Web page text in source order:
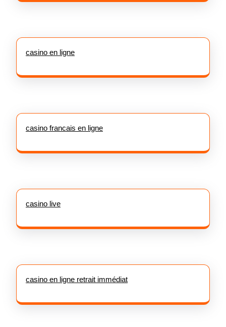
casino en ligne
casino francais en ligne
casino live
casino en ligne retrait immédiat